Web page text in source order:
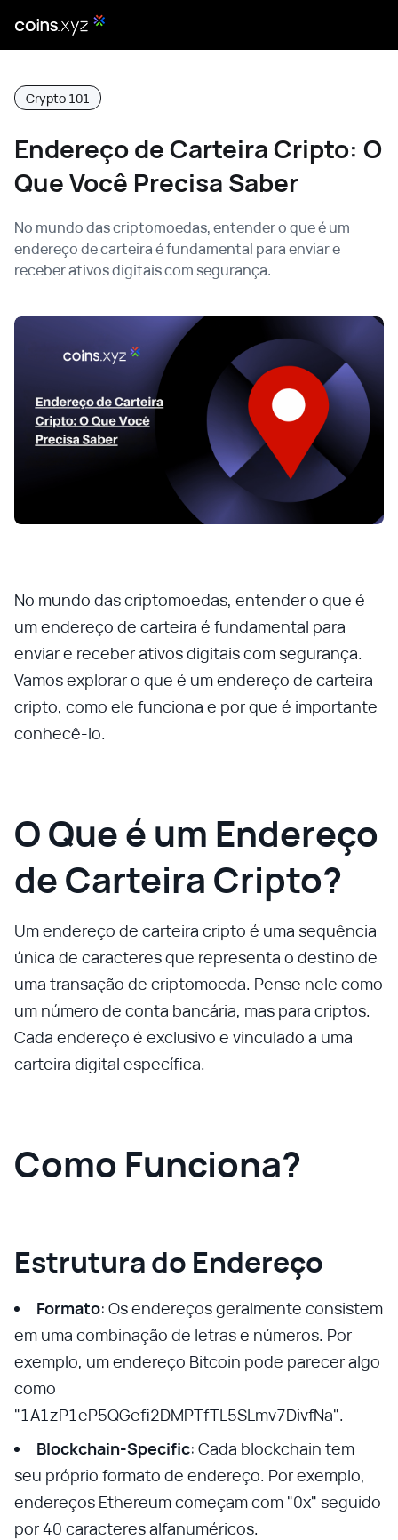
Crypto 101
Endereço de Carteira Cripto: O
Que Você Precisa Saber
No mundo das criptomoedas, entender o que é um
endereço de carteira é fundamental para enviar e
receber ativos digitais com segurança.
No mundo das criptomoedas, entender o que é
um endereço de carteira é fundamental para
enviar e receber ativos digitais com segurança.
Vamos explorar o que é um endereço de carteira
cripto, como ele funciona e por que é importante
conhecê-lo.
O Que é um Endereço
de Carteira Cripto?
Um endereço de carteira cripto é uma sequência
única de caracteres que representa o destino de
uma transação de criptomoeda. Pense nele como
um número de conta bancária, mas para criptos.
Cada endereço é exclusivo e vinculado a uma
carteira digital específica.
Como Funciona?
Estrutura do Endereço
Formato: Os endereços geralmente consistem
em uma combinação de letras e números. Por
exemplo, um endereço Bitcoin pode parecer algo
como
"1A1zP1eP5QGefi2DMPTfTL5SLmv7DivfNa".
Blockchain-Specific: Cada blockchain tem
seu próprio formato de endereço. Por exemplo,
endereços Ethereum começam com "0x" seguido
por 40 caracteres alfanuméricos.